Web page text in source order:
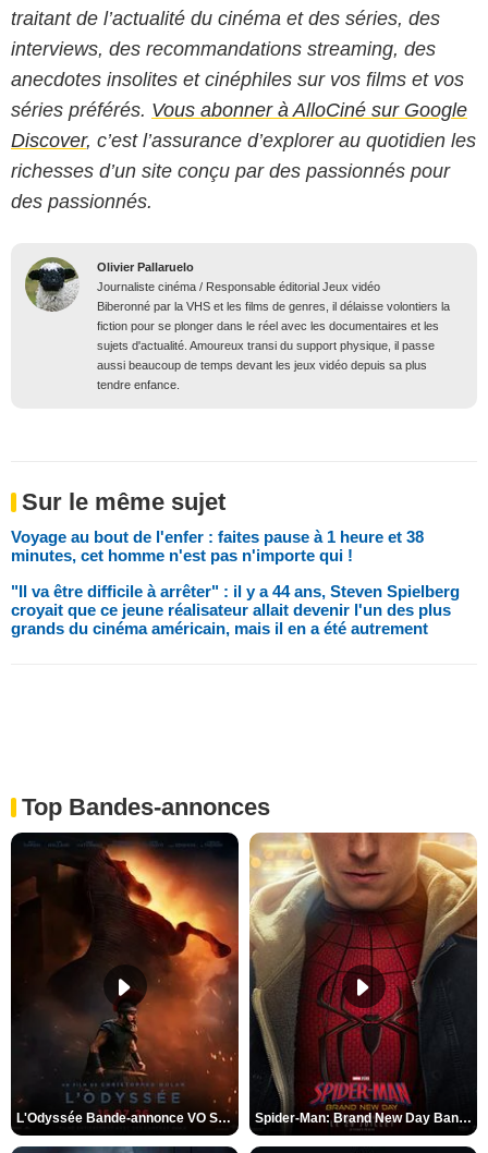
traitant de l’actualité du cinéma et des séries, des
interviews, des recommandations streaming, des
anecdotes insolites et cinéphiles sur vos films et vos
séries préférés. Vous abonner à AlloCiné sur Google
Discover, c’est l’assurance d’explorer au quotidien les
richesses d’un site conçu par des passionnés pour
des passionnés.
Olivier Pallaruelo
Journaliste cinéma / Responsable éditorial Jeux vidéo
Biberonné par la VHS et les films de genres, il délaisse volontiers la
fiction pour se plonger dans le réel avec les documentaires et les
sujets d'actualité. Amoureux transi du support physique, il passe
aussi beaucoup de temps devant les jeux vidéo depuis sa plus
tendre enfance.
Sur le même sujet
Voyage au bout de l'enfer : faites pause à 1 heure et 38
minutes, cet homme n'est pas n'importe qui !
"Il va être difficile à arrêter" : il y a 44 ans, Steven Spielberg
croyait que ce jeune réalisateur allait devenir l'un des plus
grands du cinéma américain, mais il en a été autrement
Top Bandes-annonces
L'Odyssée Bande-annonce VO STFR Spider-Man: Brand New Day Bande-annonce VO STFR